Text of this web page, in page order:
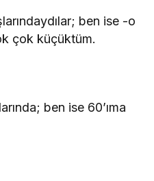
ben ise -o
çok küçüktüm.
ben ise 60’ıma